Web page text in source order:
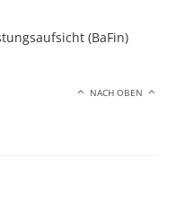
(BaFin)
NACH OBEN